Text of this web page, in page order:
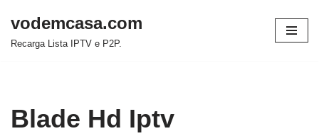
Pular
vodemcasa.com
Recarga Lista IPTV e P2P.
Blade Hd Iptv